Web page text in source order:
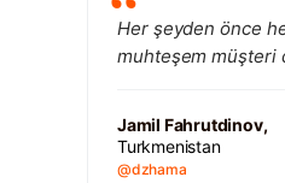
Her şeyden önce
muhteşem müşteri
Jamil Fahrutdinov,
Turkmenistan
@dzhama